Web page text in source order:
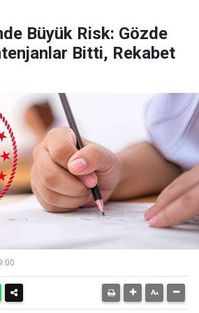
Büyük Risk: Gözde
Bitti, Rekabet